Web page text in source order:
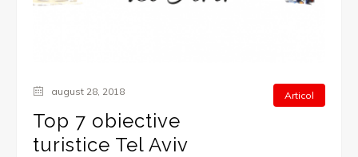
Articol
august 28, 2018
Top 7 obiective
turistice Tel Aviv